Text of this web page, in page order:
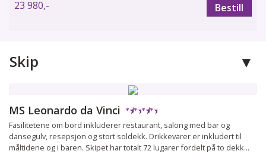
23 980,- Bestill
Skip
MS Leonardo da Vinci ★★★★
Fasilitetene om bord inkluderer restaurant, salong med bar og
dansegulv, resepsjon og stort soldekk. Drikkevarer er inkludert til
måltidene og i baren. Skipet har totalt 72 lugarer fordelt på to dekk...